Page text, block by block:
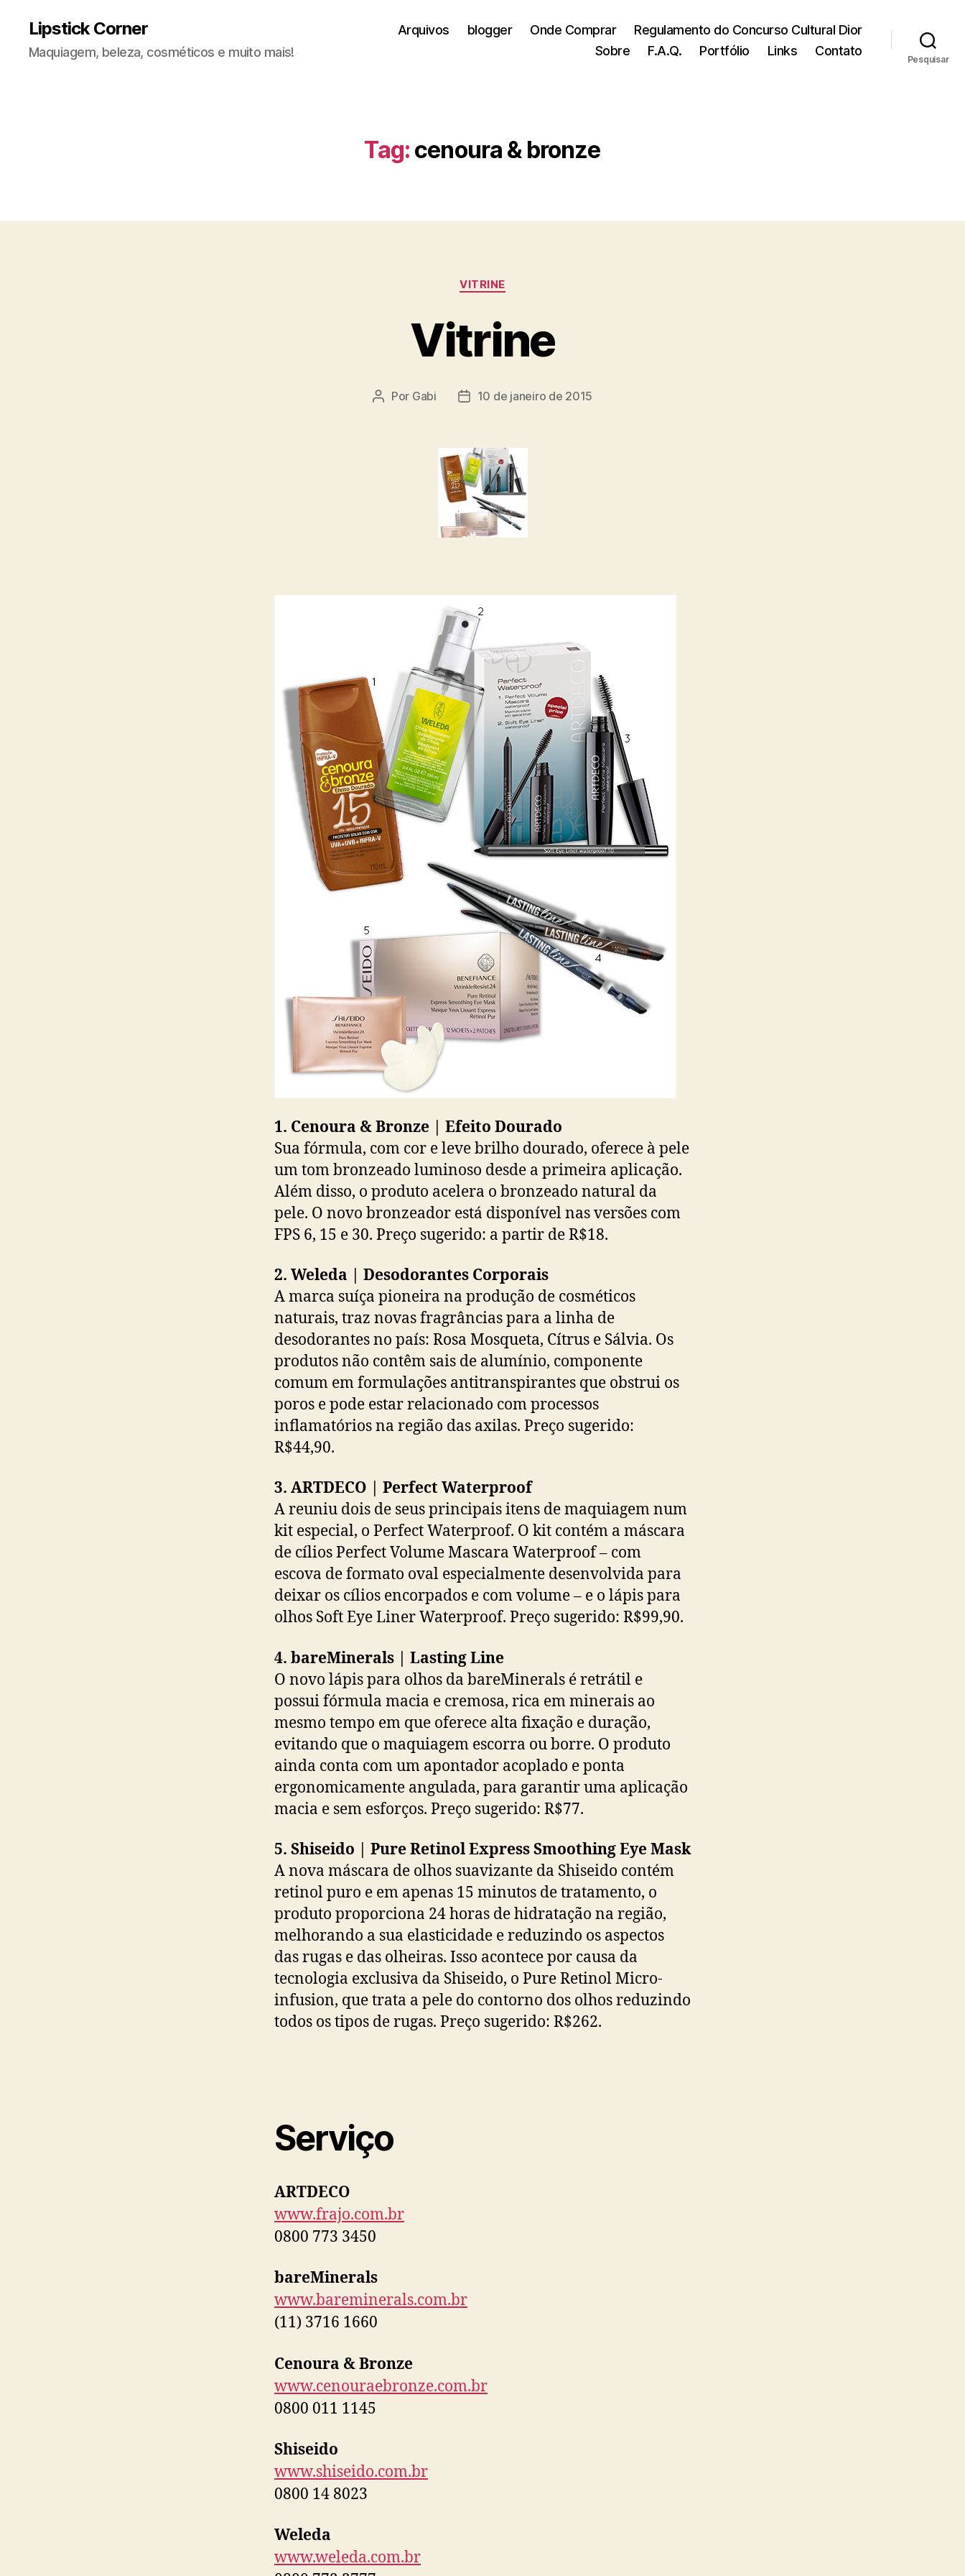
Lipstick Corner
Maquiagem, beleza, cosméticos e muito mais!
Arquivos blogger Onde Comprar
Regulamento do Concurso Cultural Dior
Sobre
F.A.Q. Portfólio Links Contato
Pesquisar
Tag: cenoura & bronze
Categorias
VITRINE
Vitrine
Autor
Por Gabi
Data10 de janeiro de 2015
1. Cenoura & Bronze | Efeito Dourado
Sua fórmula, com cor e leve brilho dourado, oferece à pele
um tom bronzeado luminoso desde a primeira aplicação.
Além disso, o produto acelera o bronzeado natural da
pele. O novo bronzeador está disponível nas versões com
FPS 6, 15 e 30. Preço sugerido: a partir de R$18.
2. Weleda | Desodorantes Corporais
A marca suíça pioneira na produção de cosméticos
naturais, traz novas fragrâncias para a linha de
desodorantes no país: Rosa Mosqueta, Cítrus e Sálvia. Os
produtos não contêm sais de alumínio, componente
comum em formulações antitranspirantes que obstrui os
poros e pode estar relacionado com processos
inflamatórios na região das axilas. Preço sugerido:
R$44,90.
3. ARTDECO | Perfect Waterproof
A reuniu dois de seus principais itens de maquiagem num
kit especial, o Perfect Waterproof. O kit contém a máscara
de cílios Perfect Volume Mascara Waterproof – com
escova de formato oval especialmente desenvolvida para
deixar os cílios encorpados e com volume – e o lápis para
olhos Soft Eye Liner Waterproof. Preço sugerido: R$99,90.
4. bareMinerals | Lasting Line
O novo lápis para olhos da bareMinerals é retrátil e
possui fórmula macia e cremosa, rica em minerais ao
mesmo tempo em que oferece alta fixação e duração,
evitando que o maquiagem escorra ou borre. O produto
ainda conta com um apontador acoplado e ponta
ergonomicamente angulada, para garantir uma aplicação
macia e sem esforços. Preço sugerido: R$77.
5. Shiseido | Pure Retinol Express Smoothing Eye Mask
A nova máscara de olhos suavizante da Shiseido contém
retinol puro e em apenas 15 minutos de tratamento, o
produto proporciona 24 horas de hidratação na região,
melhorando a sua elasticidade e reduzindo os aspectos
das rugas e das olheiras. Isso acontece por causa da
tecnologia exclusiva da Shiseido, o Pure Retinol Micro-
infusion, que trata a pele do contorno dos olhos reduzindo
todos os tipos de rugas. Preço sugerido: R$262.
Serviço
ARTDECO
www.frajo.com.br
0800 773 3450
bareMinerals
www.bareminerals.com.br
(11) 3716 1660
Cenoura & Bronze
www.cenouraebronze.com.br
0800 011 1145
Shiseido
www.shiseido.com.br
0800 14 8023
Weleda
www.weleda.com.br